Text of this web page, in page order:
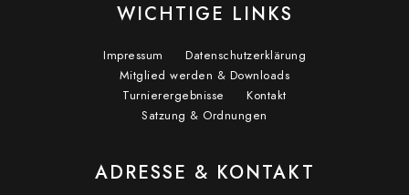
WICHTIGE LINKS
Impressum
Datenschutzerklärung
Mitglied werden & Downloads
Turnierergebnisse
Kontakt
Satzung & Ordnungen
ADRESSE & KONTAKT